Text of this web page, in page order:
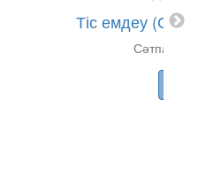
Тіс емдеу
Сәтпаев к-сі,